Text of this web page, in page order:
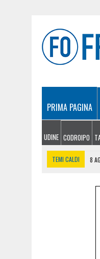
PRIMA PAGINA
UDINE CODROIPO
TEMI CALDI 8